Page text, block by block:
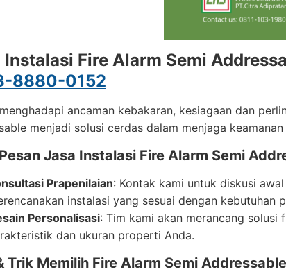
Instalasi Fire Alarm Semi
8880-0152
ancaman kebakaran, kesiagaan dan
menjadi solusi cerdas dalam menjaga
Jasa Instalasi Fire Alarm Semi
Prapenilaian: Kontak kami untuk diskusi
instalasi yang sesuai dengan kebutuhan
Personalisasi: Tim kami akan merancang solusi
dan ukuran properti Anda.
Trik Memilih Fire Alarm Semi